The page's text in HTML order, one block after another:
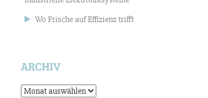
Wo Frische auf Effizienz trifft
ARCHIV
Archiv